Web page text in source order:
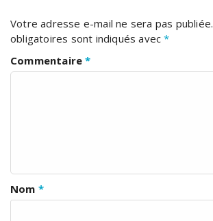
Votre adresse e-mail ne sera pas publiée.
obligatoires sont indiqués avec*
Commentaire*
Nom *